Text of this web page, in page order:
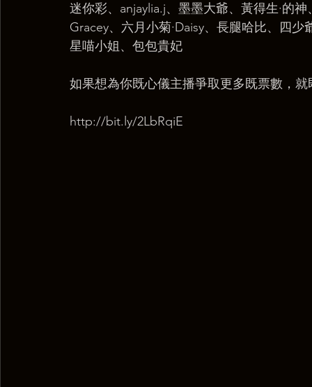
迷你彩、anjaylia.j、墨墨大爺、黃得生·的
Gracey、六月小菊·Daisy、長腿哈比、四
星喵小姐、包包貴妃
如果想為你既心儀主播爭取更多既票數，
http://bit.ly/2LbRqiE